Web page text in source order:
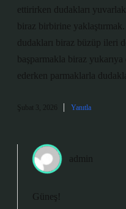
ettirirken dudakları
biraz birbirine yaklaştırmak.
dudakları biraz büzüp ileri
başparmakla biraz
ederken parmaklarla
Şubat 3, 2026 Yanıtla
admin
Güneş!